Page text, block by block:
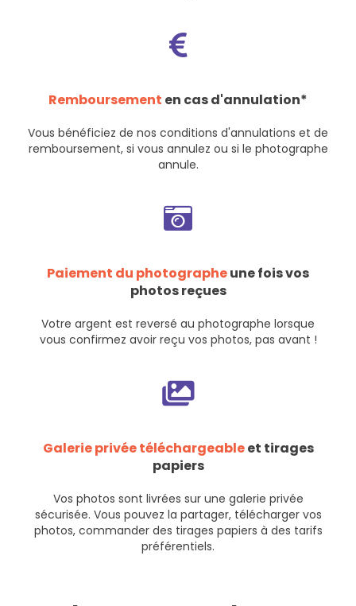
Remboursement en cas d'annulation*
Vous bénéficiez de nos conditions d'annulations et de
remboursement, si vous annulez ou si le photographe
annule.
Paiement du photographeune fois vos
photos reçues
Votre argent est reversé au photographe lorsque
vous confirmez avoir reçu vos photos, pas avant !
Galerie privée téléchargeableet tirages
papiers
Vos photos sont livrées sur une galerie privée
sécurisée. Vous pouvez la partager, télécharger vos
photos, commander des tirages papiers à des tarifs
préférentiels.